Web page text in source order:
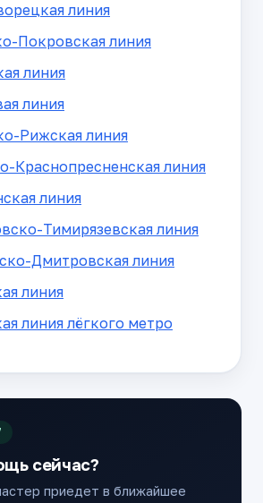
линия
Покровская линия
линия
линия
Рижская линия
Краснопресненская линия
линия
Тимирязевская линия
Дмитровская линия
линия
линия лёгкого метро
сейчас?
приедет в ближайшее